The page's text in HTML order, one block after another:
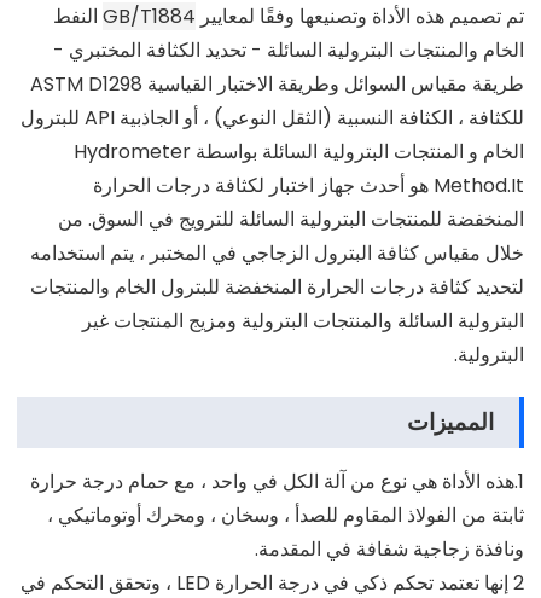
تم تصميم هذه الأداة وتصنيعها وفقًا لمعايير GB/T1884 النفط
الخام والمنتجات البترولية السائلة - تحديد الكثافة المختبري -
طريقة مقياس السوائل وطريقة الاختبار القياسية ASTM D1298
للكثافة ، الكثافة النسبية (الثقل النوعي) ، أو الجاذبية API للبترول
الخام و المنتجات البترولية السائلة بواسطة Hydrometer
Method.It هو أحدث جهاز اختبار لكثافة درجات الحرارة
المنخفضة للمنتجات البترولية السائلة للترويج في السوق. من
خلال مقياس كثافة البترول الزجاجي في المختبر ، يتم استخدامه
لتحديد كثافة درجات الحرارة المنخفضة للبترول الخام والمنتجات
البترولية السائلة والمنتجات البترولية ومزيج المنتجات غير
البترولية.
المميزات
1.هذه الأداة هي نوع من آلة الكل في واحد ، مع حمام درجة حرارة
ثابتة من الفولاذ المقاوم للصدأ ، وسخان ، ومحرك أوتوماتيكي ،
ونافذة زجاجية شفافة في المقدمة.
2 إنها تعتمد تحكم ذكي في درجة الحرارة LED ، وتحقق التحكم في